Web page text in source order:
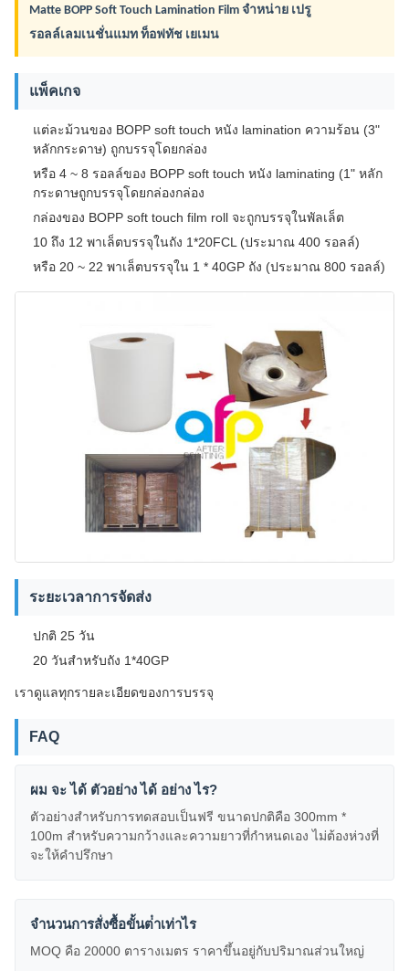
Matte BOPP Soft Touch Lamination Film จําหน่าย เปรู
รอลล์เลมเนชั่นแมท ท็อฟทัช เยเมน
แพ็คเกจ
แต่ละม้วนของ BOPP soft touch หนัง lamination ความร้อน (3"
หลักกระดาษ) ถูกบรรจุโดยกล่อง
หรือ 4 ~ 8 รอลล์ของ BOPP soft touch หนัง laminating (1" หลัก
กระดาษถูกบรรจุโดยกล่องกล่อง
กล่องของ BOPP soft touch film roll จะถูกบรรจุในพัลเล็ต
10 ถึง 12 พาเล็ตบรรจุในถัง 1*20FCL (ประมาณ 400 รอลล์)
หรือ 20 ~ 22 พาเล็ตบรรจุใน 1 * 40GP ถัง (ประมาณ 800 รอลล์)
ระยะเวลาการจัดส่ง
ปกติ 25 วัน
20 วันสําหรับถัง 1*40GP
เราดูแลทุกรายละเอียดของการบรรจุ
FAQ
ผม จะ ได้ ตัวอย่าง ได้ อย่าง ไร?
ตัวอย่างสําหรับการทดสอบเป็นฟรี ขนาดปกติคือ 300mm *
100m สําหรับความกว้างและความยาวที่กําหนดเอง ไม่ต้องห่วงที่
จะให้คําปรึกษา
จํานวนการสั่งซื้อขั้นต่ําเท่าไร
MOQ คือ 20000 ตารางเมตร ราคาขึ้นอยู่กับปริมาณส่วนใหญ่